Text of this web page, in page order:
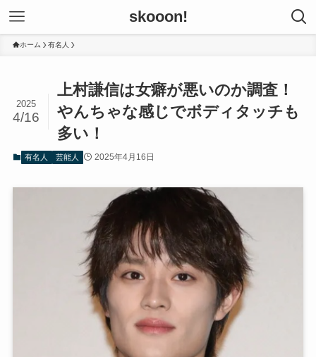
skooon!
ホーム 有名人
上村謙信は女癖が悪いのか調査！
やんちゃな感じでボディタッチも
多い！
2025
4/16
有名人 芸能人 2025年4月16日